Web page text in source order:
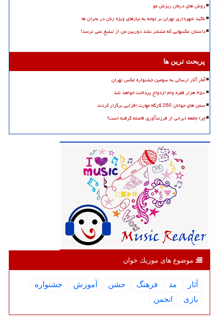
روش های درمان ریزش مو
تاکید شهرداری تهران بر توجه به نیازهای ویژه زنان در بحران ها
داستان عکسهایی که منتشر نشد دوربین من از تبلیغ نمی ترسد!
پربحث ترین ها
آمار آثار ارسالی به سومین جشنواره عکس تهران
۴۵۰ هزار فقره وام ازدواج پرداخت خواهد شد
سمن های جوانان 250 کارگاه مهارت افزایی برگزار کردند
چرا جامعه ایرانی از فرزندآوری فاصله گرفته است؟
موضوع های موزیك خوان
آثار مد فرهنگ جشن آموزش
جشنواره
بازی
انجمن